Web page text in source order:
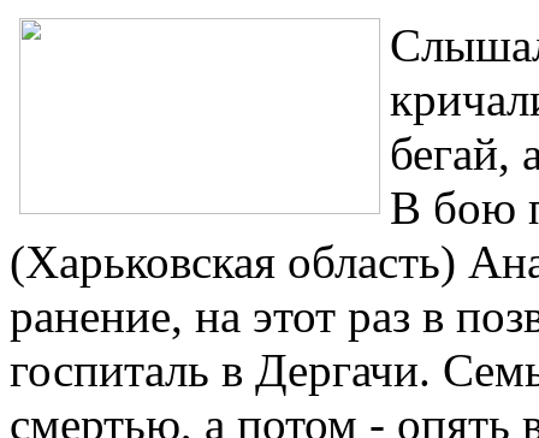
бегай,
В бою
(Харьковская область)
ранение, на этот раз в
госпиталь в Дергачи.
смертью, а потом - опять